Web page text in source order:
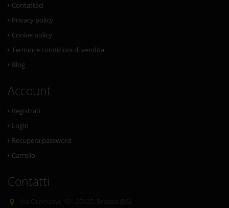
Contattaci
Privacy policy
Cookie policy
Termini e condizioni di vendita
Blog
Account
Registrati
Login
Recupera password
Carrello
Contatti